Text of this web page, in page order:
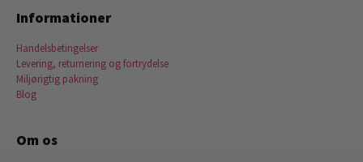
Informationer
Handelsbetingelser
Levering, returnering og fortrydelse
Miljørigtig pakning
Blog
Om os